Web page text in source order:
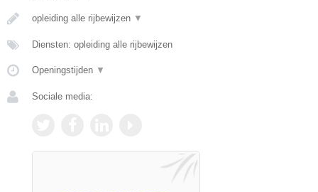
opleiding alle rijbewijzen ▼
Diensten: opleiding alle rijbewijzen
Openingstijden ▼
Sociale media: